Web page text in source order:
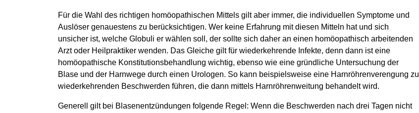
Für die Wahl des richtigen homöopathischen Mittels gilt aber immer, die individuellen Symptome und
Auslöser genauestens zu berücksichtigen. Wer keine Erfahrung mit diesen Mitteln hat und sich
unsicher ist, welche Globuli er wählen soll, der sollte sich daher an einen homöopathisch arbeitenden
Arzt oder Heilpraktiker wenden. Das Gleiche gilt für wiederkehrende Infekte, denn dann ist eine
homöopathische Konstitutionsbehandlung wichtig, ebenso wie eine gründliche Untersuchung der
Blase und der Harnwege durch einen Urologen. So kann beispielsweise eine Harnröhrenverengung zu
wiederkehrenden Beschwerden führen, die dann mittels Harnröhrenweitung behandelt wird.
Generell gilt bei Blasenentzündungen folgende Regel: Wenn die Beschwerden nach drei Tagen nicht